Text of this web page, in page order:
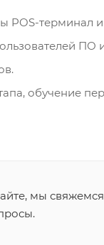
POS-терминал
ПО
обучение
мы